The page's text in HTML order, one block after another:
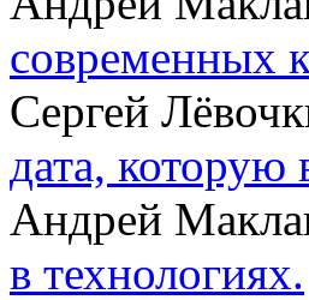
современных
Сергей
дата, которую
Андрей
в технологиях.